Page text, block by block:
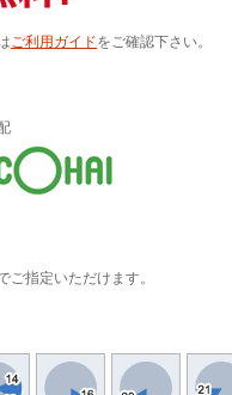
ご利用ガイドをご確認下さい。
ご指定いただけます。